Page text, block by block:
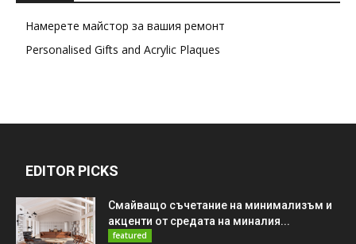
Намерете майстор за вашия ремонт
Personalised Gifts and Acrylic Plaques
EDITOR PICKS
Смайващо съчетание на минимализъм и
акценти от средата на миналия...
featured